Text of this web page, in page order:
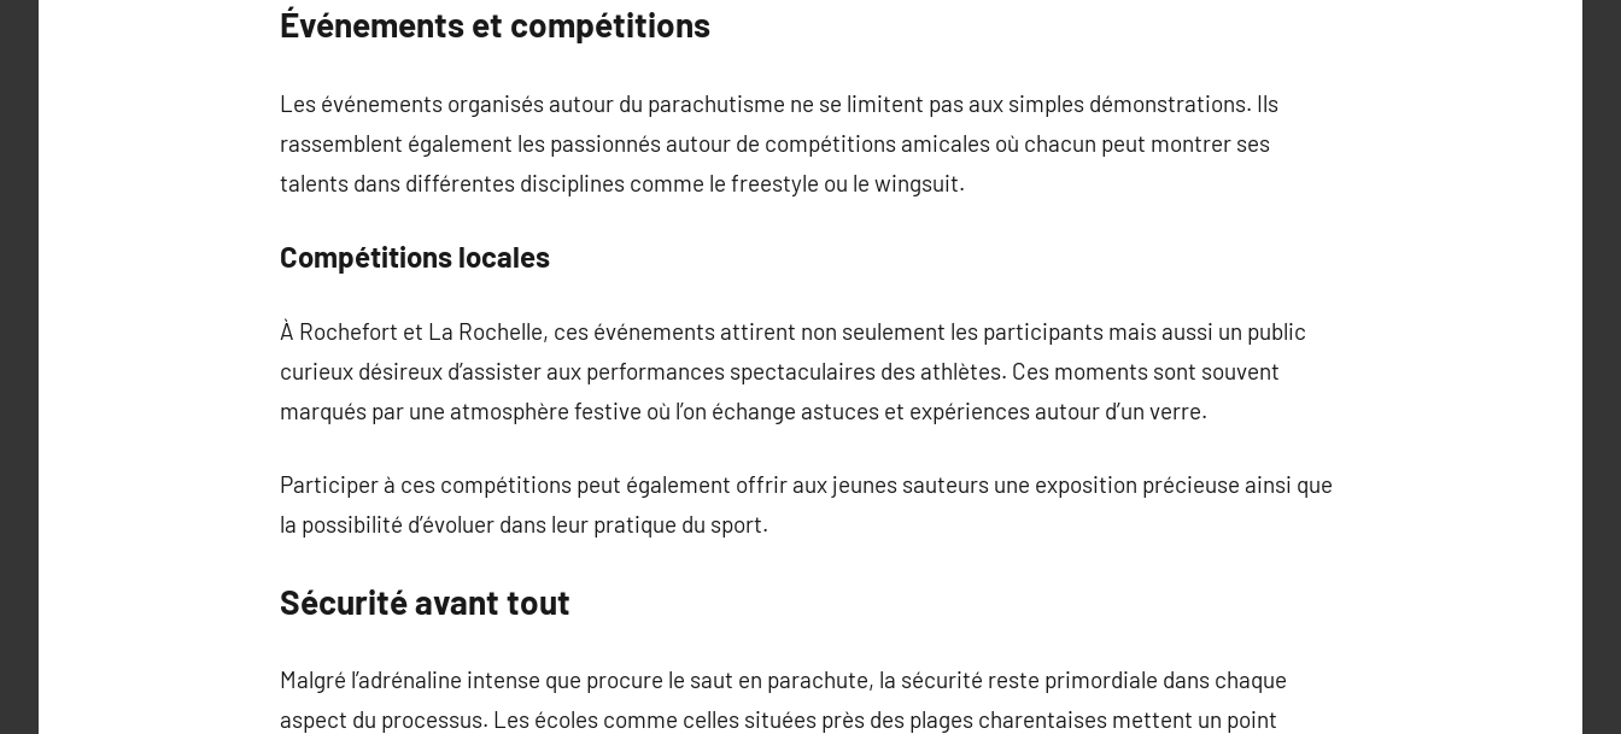
Événements et compétitions
Les événements organisés autour du parachutisme ne se limitent pas aux simples démonstrations. Ils
rassemblent également les passionnés autour de compétitions amicales où chacun peut montrer ses
talents dans différentes disciplines comme le freestyle ou le wingsuit.
Compétitions locales
À Rochefort et La Rochelle, ces événements attirent non seulement les participants mais aussi un public
curieux désireux d’assister aux performances spectaculaires des athlètes. Ces moments sont souvent
marqués par une atmosphère festive où l’on échange astuces et expériences autour d’un verre.
Participer à ces compétitions peut également offrir aux jeunes sauteurs une exposition précieuse ainsi que
la possibilité d’évoluer dans leur pratique du sport.
Sécurité avant tout
Malgré l’adrénaline intense que procure le saut en parachute, la sécurité reste primordiale dans chaque
aspect du processus. Les écoles comme celles situées près des plages charentaises mettent un point